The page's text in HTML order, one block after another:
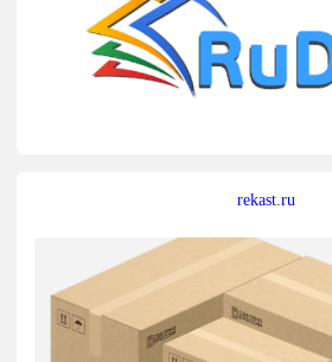
rekast.ru